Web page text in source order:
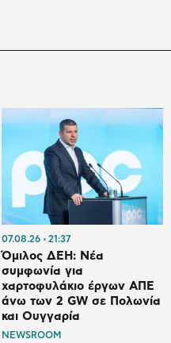
07.08.26 21:37
Όμιλος ΔΕΗ: Νέα
συμφωνία για
χαρτοφυλάκιο έργων ΑΠΕ
άνω των 2 GW σε Πολωνία
και Ουγγαρία
NEWSROOM